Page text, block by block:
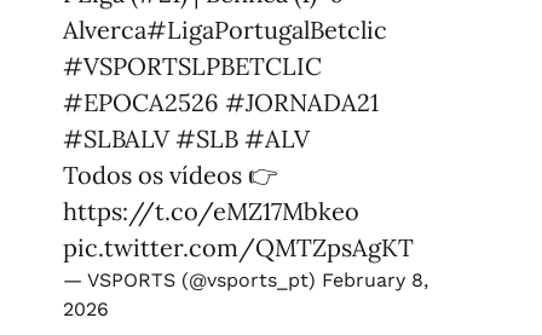
Alverca#LigaPortugalBetclic
#VSPORTSLPBETCLIC
#EPOCA2526 #JORNADA21
#SLBALV #SLB #ALV
Todos os vídeos 👉
https://t.co/eMZ17Mbkeo
pic.twitter.com/QMTZpsAgKT
— VSPORTS (@vsports_pt) February 8,
2026